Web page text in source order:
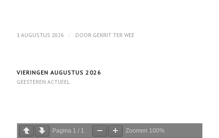
1 AUGUSTUS 2026 / DOOR GERRIT TER WEE
VIERINGEN AUGUSTUS 2026
GEESTEREN ACTUEEL
Pagina 1 / 1 Zoomen 100%